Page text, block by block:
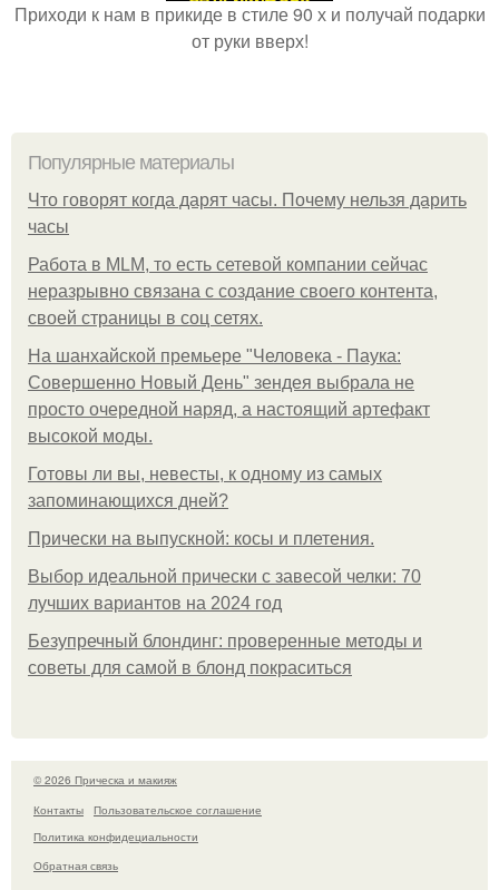
Приходи к нам в прикиде в стиле 90 х и получай подарки
от руки вверх!
Популярные материалы
Что говорят когда дарят часы. Почему нельзя дарить
часы
Работа в MLM, то есть сетевой компании сейчас
неразрывно связана с создание своего контента,
своей страницы в соц сетях.
На шанхайской премьере "Человека - Паука:
Совершенно Новый День" зендея выбрала не
просто очередной наряд, а настоящий артефакт
высокой моды.
Готовы ли вы, невесты, к одному из самых
запоминающихся дней?
Прически на выпускной: косы и плетения.
Выбор идеальной прически с завесой челки: 70
лучших вариантов на 2024 год
Безупречный блондинг: проверенные методы и
советы для самой в блонд покраситься
© 2026 Прическа и макияж
Контакты
Пользовательское соглашение
Политика конфидециальности
Обратная связь